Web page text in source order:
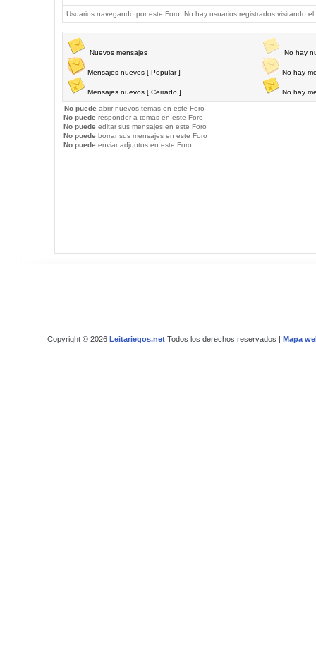
Usuarios navegando por este Foro: No hay usuarios registrados visitando
Nuevos mensajes
Mensajes nuevos [ Popular ]
Mensajes nuevos [ Cerrado ]
No hay
No hay
No hay
No puede abrir nuevos temas en este Foro
No puede responder a temas en este Foro
No puede editar sus mensajes en este Foro
No puede borrar sus mensajes en este Foro
No puede enviar adjuntos en este Foro
Copyright © 2026 Leitariegos.netTodos los derechos reservados | Mapa